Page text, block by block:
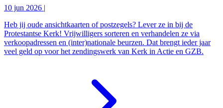
10 jun 2026 |
Heb jij oude ansichtkaarten of postzegels? Lever ze in bij de
Protestantse Kerk! Vrijwilligers sorteren en verhandelen ze via
verkoopadressen en (inter)nationale beurzen. Dat brengt ieder jaar
veel geld op voor het zendingswerk van Kerk in Actie en GZB.